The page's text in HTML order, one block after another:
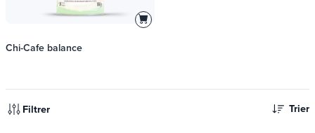
Chi-Cafe balance
Filtrer Trier